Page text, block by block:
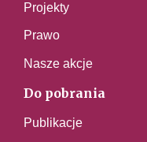
Projekty
Prawo
Nasze akcje
Do pobrania
Publikacje